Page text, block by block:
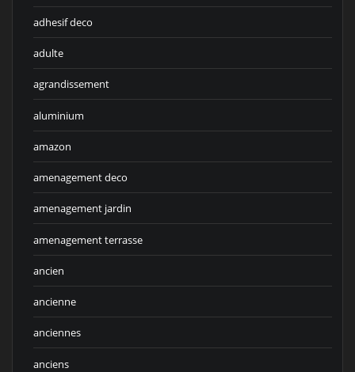
adhesif deco
adulte
agrandissement
aluminium
amazon
amenagement deco
amenagement jardin
amenagement terrasse
ancien
ancienne
anciennes
anciens